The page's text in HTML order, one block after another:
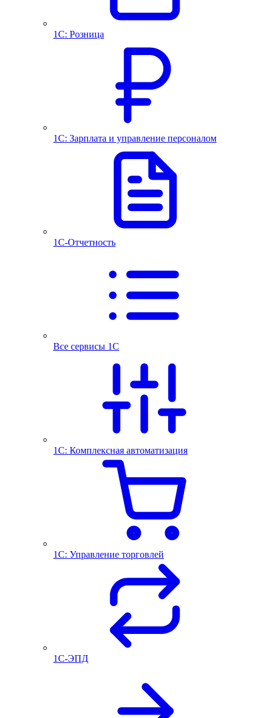
1С: Розница
1С: Зарплата и управление персоналом
1С-Отчетность
Все сервисы 1С
1С: Комплексная автоматизация
1С: Управление торговлей
1С-ЭПД